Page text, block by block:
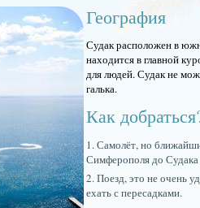
География
Судак расположен в
находится в главной
для людей. Судак не
галька.
Как
Самолёт, но
Симферополя до Судака
Поезд, это не очень
ехать с пересадками.